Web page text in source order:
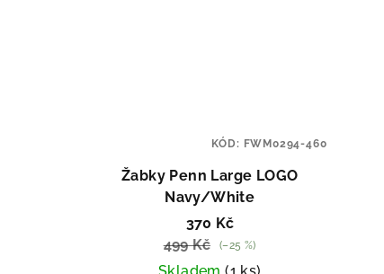
Žabky Penn Large LOGO
Navy/White
370 Kč
499 Kč
(–25 %)
KÓD: FWM0294-460